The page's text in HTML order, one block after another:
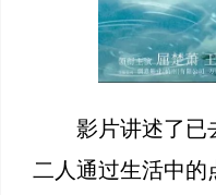
影片讲述了已
二人通过生活中的